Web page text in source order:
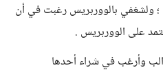
؛ ولشغفي بالووربريس رغبت في أن
على الووربريس .
وأرغب في شراء أحدها